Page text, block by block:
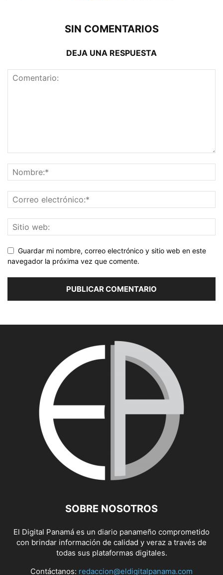
SIN COMENTARIOS
DEJA UNA RESPUESTA
Guardar mi nombre, correo electrónico y sitio web en este
navegador la próxima vez que comente.
SOBRE NOSOTROS
El Digital Panamá es un diario panameño comprometido
con brindar información de calidad y veraz a través de
todas sus plataformas digitales.
Contáctanos: redaccion@eldigitalpanama.com